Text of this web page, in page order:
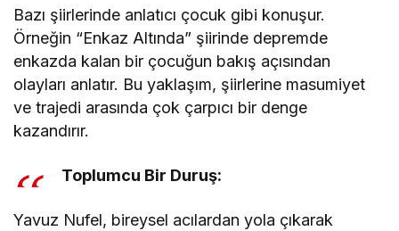
Bazı şiirlerinde anlatıcı çocuk gibi konuşur.
Örneğin “Enkaz Altında” şiirinde depremde
enkazda kalan bir çocuğun bakış açısından
olayları anlatır. Bu yaklaşım, şiirlerine masumiyet
ve trajedi arasında çok çarpıcı bir denge
kazandırır.
Toplumcu Bir Duruş:
Yavuz Nufel, bireysel acılardan yola çıkarak